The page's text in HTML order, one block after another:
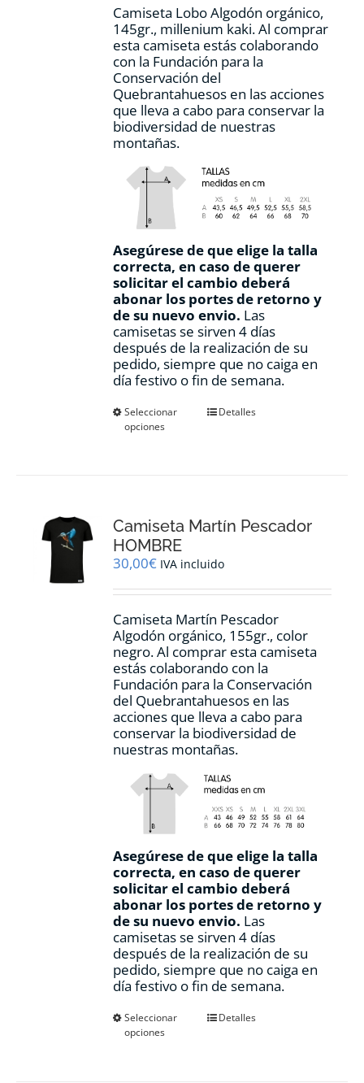
página
de
producto
Camiseta Lobo Algodón orgánico,
145gr., millenium kaki. Al comprar
esta camiseta estás colaborando
con la Fundación para la
Conservación del
Quebrantahuesos en las acciones
que lleva a cabo para conservar la
biodiversidad de nuestras
montañas.
Asegúrese de que elige la talla
correcta, en caso de querer
solicitar el cambio deberá
abonar los portes de retorno y
de su nuevo envio. Las
camisetas se sirven 4 días
después de la realización de su
pedido, siempre que no caiga en
día festivo o fin de semana.
Seleccionar
opciones
Este
se
elegir
la
de
producto
Detalles
Camiseta Martín Pescador
HOMBRE
30,00€ IVA incluido
Camiseta Martín Pescador
Algodón orgánico, 155gr., color
negro. Al comprar esta camiseta
estás colaborando con la
Fundación para la Conservación
del Quebrantahuesos en las
acciones que lleva a cabo para
conservar la biodiversidad de
nuestras montañas.
Asegúrese de que elige la talla
correcta, en caso de querer
solicitar el cambio deberá
abonar los portes de retorno y
de su nuevo envio. Las
camisetas se sirven 4 días
después de la realización de su
pedido, siempre que no caiga en
día festivo o fin de semana.
Seleccionar
opciones
EsteDetalles